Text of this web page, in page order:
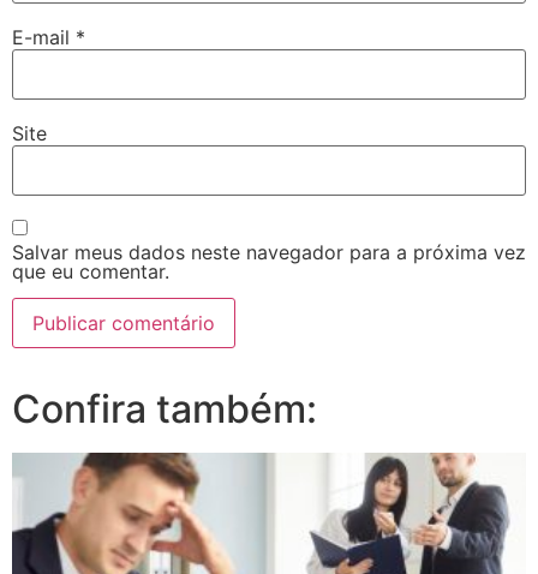
E-mail *
Site
Salvar meus dados neste navegador para a próxima vez
que eu comentar.
Confira também: